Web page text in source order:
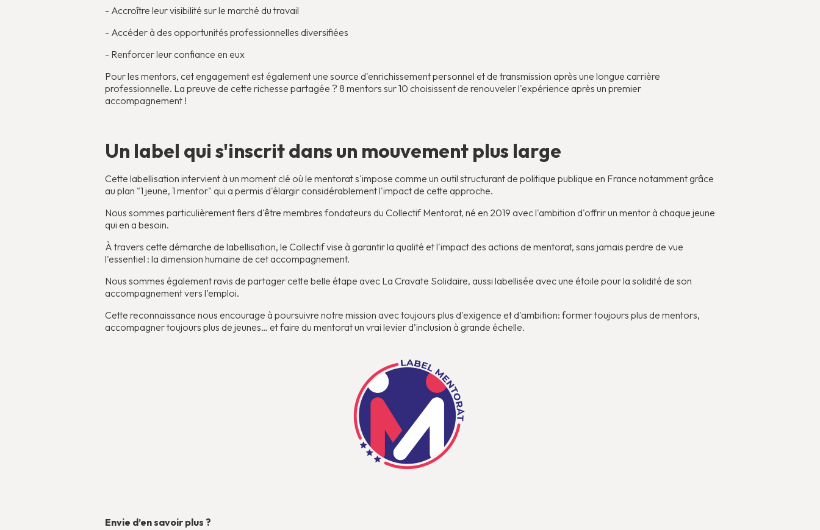
- Accroître leur visibilité sur le marché du travail
- Accéder à des opportunités professionnelles diversifiées
- Renforcer leur confiance en eux
Pour les mentors, cet engagement est également une source d'enrichissement personnel et de transmission après une longue carrière
professionnelle. La preuve de cette richesse partagée ? 8 mentors sur 10 choisissent de renouveler l'expérience après un premier
accompagnement !
Un label qui s'inscrit dans un mouvement plus large
Cette labellisation intervient à un moment clé où le mentorat s'impose comme un outil structurant de politique publique en France notamment grâce
au plan "1 jeune, 1 mentor" qui a permis d'élargir considérablement l'impact de cette approche.
Nous sommes particulièrement fiers d'être membres fondateurs du Collectif Mentorat, né en 2019 avec l'ambition d'offrir un mentor à chaque jeune
qui en a besoin.
À travers cette démarche de labellisation, le Collectif vise à garantir la qualité et l'impact des actions de mentorat, sans jamais perdre de vue
l'essentiel : la dimension humaine de cet accompagnement.
Nous sommes également ravis de partager cette belle étape avec La Cravate Solidaire, aussi labellisée avec une étoile pour la solidité de son
accompagnement vers l’emploi.
Cette reconnaissance nous encourage à poursuivre notre mission avec toujours plus d'exigence et d'ambition: former toujours plus de mentors,
accompagner toujours plus de jeunes… et faire du mentorat un vrai levier d’inclusion à grande échelle.
Envie d’en savoir plus ?